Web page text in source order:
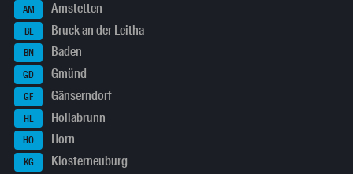
AM Amstetten
BL Bruck an der Leitha
BN Baden
GD Gmünd
GF Gänserndorf
HL Hollabrunn
HO Horn
KG Klosterneuburg